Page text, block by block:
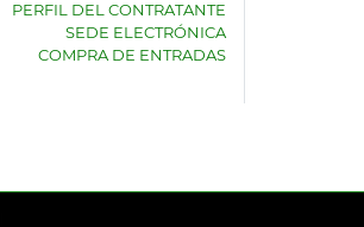
PERFIL DEL CONTRATANTE
SEDE ELECTRÓNICA
COMPRA DE ENTRADAS